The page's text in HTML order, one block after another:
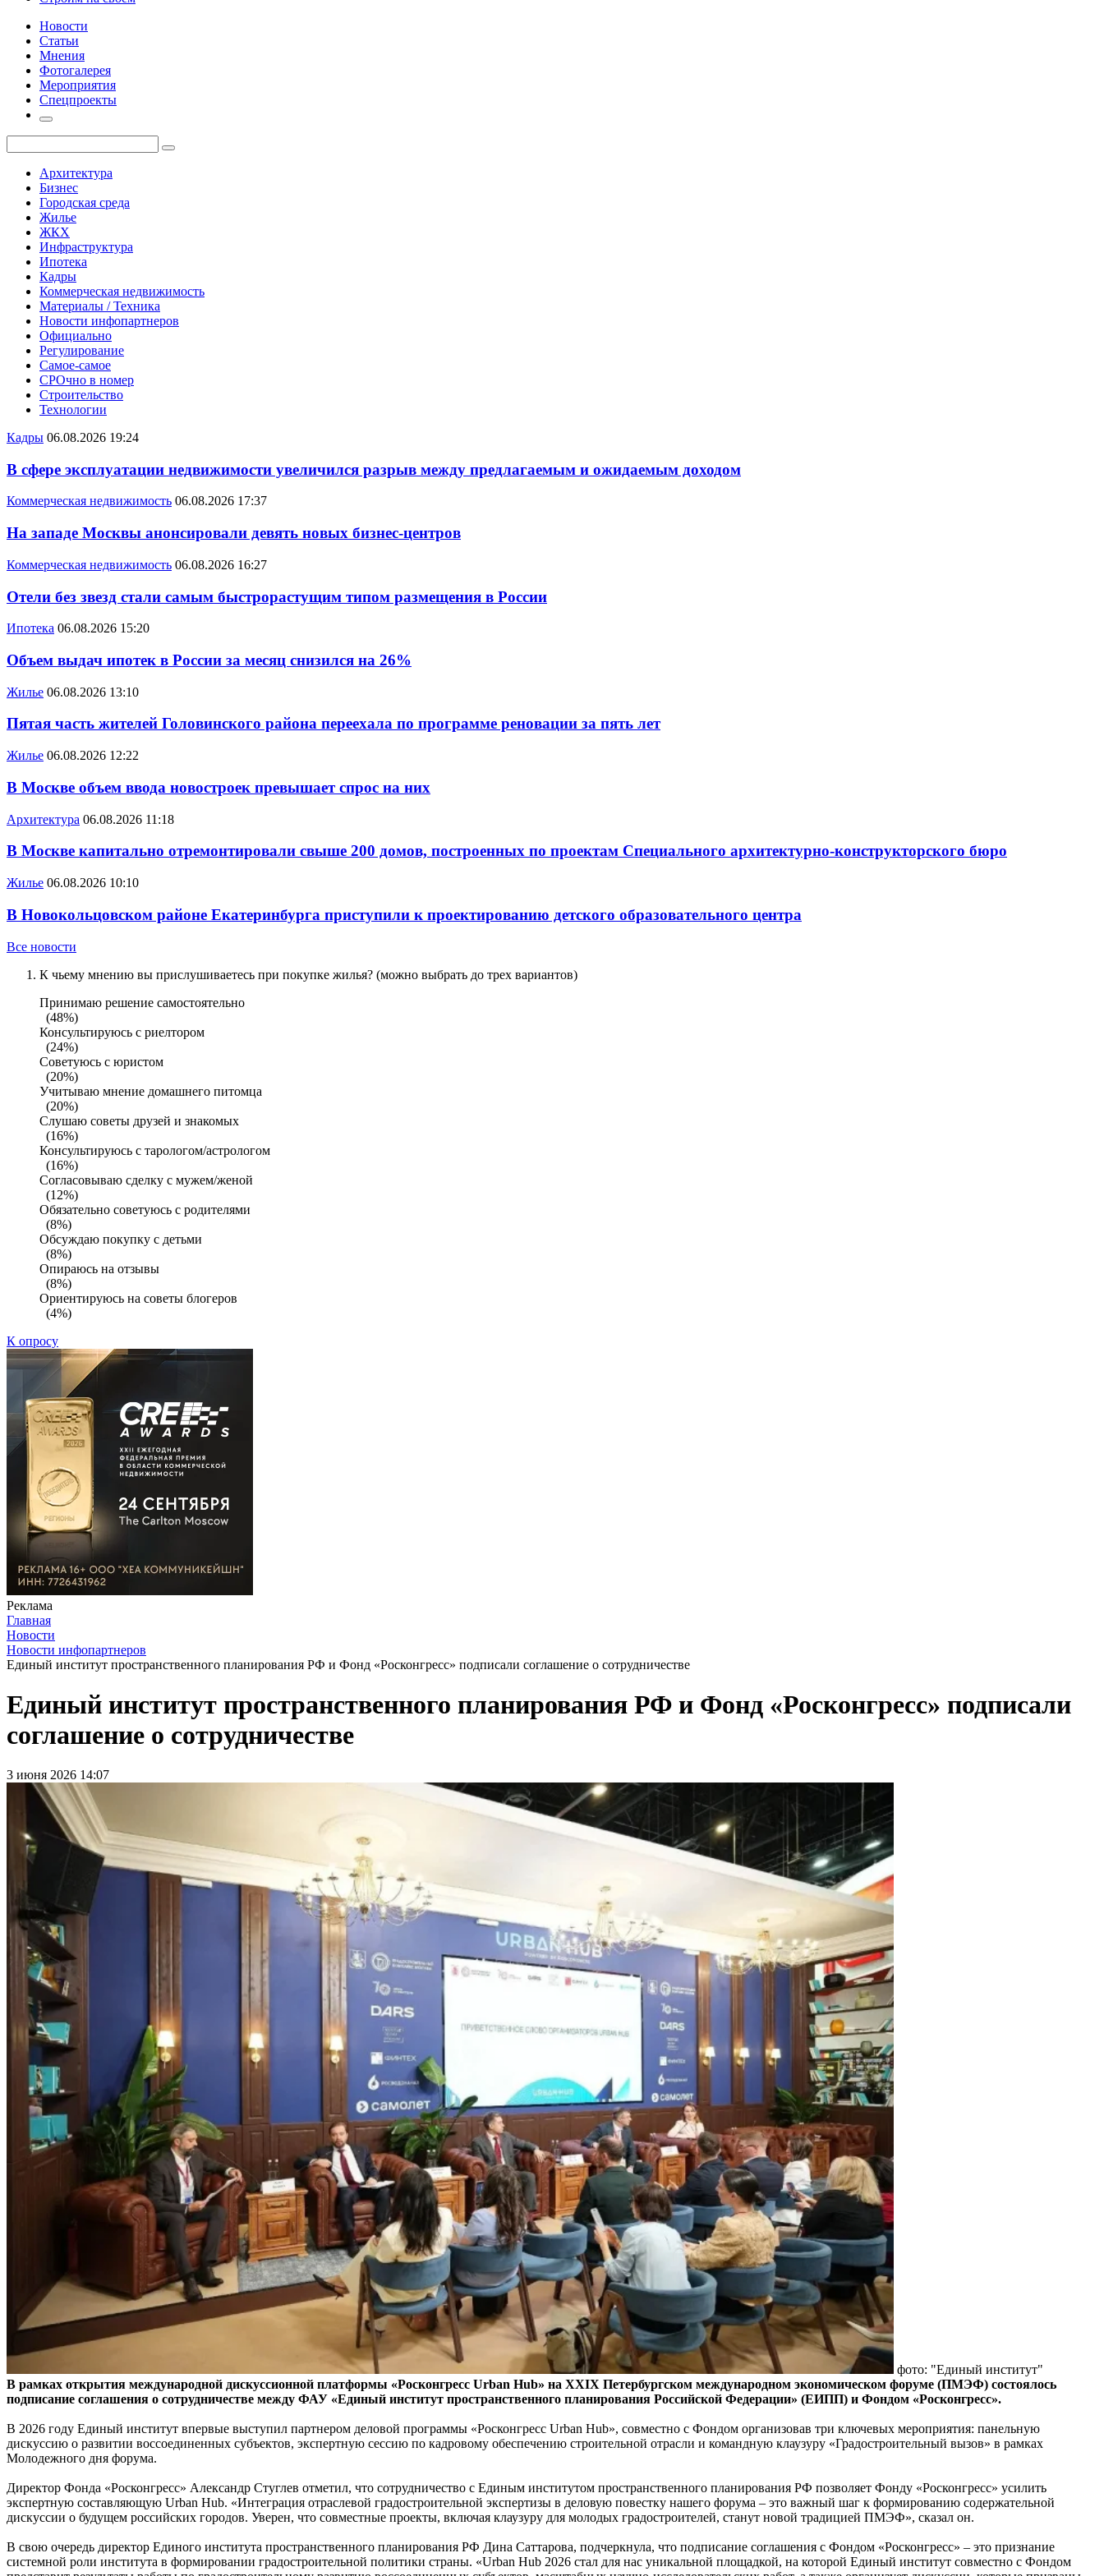
Новости
Статьи
Мнения
Фотогалерея
Мероприятия
Спецпроекты
Архитектура
Бизнес
Городская среда
Жилье
ЖКХ
Инфраструктура
Ипотека
Кадры
Коммерческая недвижимость
Материалы / Техника
Новости инфопартнеров
Официально
Регулирование
Самое-самое
СРОчно в номер
Строительство
Технологии
Кадры 06.08.2026 19:24
В сфере эксплуатации недвижимости увеличился разрыв между предлагаемым и ожидаемым доходом
Коммерческая недвижимость 06.08.2026 17:37
На западе Москвы анонсировали девять новых бизнес-центров
Коммерческая недвижимость 06.08.2026 16:27
Отели без звезд стали самым быстрорастущим типом размещения в России
Ипотека 06.08.2026 15:20
Объем выдач ипотек в России за месяц снизился на 26%
Жилье 06.08.2026 13:10
Пятая часть жителей Головинского района переехала по программе реновации за пять лет
Жилье 06.08.2026 12:22
В Москве объем ввода новостроек превышает спрос на них
Архитектура 06.08.2026 11:18
В Москве капитально отремонтировали свыше 200 домов, построенных по проектам Специального архитектурно-конструкторского бюро
Жилье 06.08.2026 10:10
В Новокольцовском районе Екатеринбурга приступили к проектированию детского образовательного центра
Все новости
К чьему мнению вы прислушиваетесь при покупке жилья? (можно выбрать до трех вариантов)
Принимаю решение самостоятельно
(48%)
Консультируюсь с риелтором
(24%)
Советуюсь с юристом
(20%)
Учитываю мнение домашнего питомца
(20%)
Слушаю советы друзей и знакомых
(16%)
Консультируюсь с тарологом/астрологом
(16%)
Согласовываю сделку с мужем/женой
(12%)
Обязательно советуюсь с родителями
(8%)
Обсуждаю покупку с детьми
(8%)
Опираюсь на отзывы
(8%)
Ориентируюсь на советы блогеров
(4%)
К опросу
Реклама
Главная
Новости
Новости инфопартнеров
Единый институт пространственного планирования РФ и Фонд «Росконгресс» подписали соглашение о сотрудничестве
Единый институт пространственного планирования РФ и Фонд «Росконгресс» подписали
соглашение о сотрудничестве
3 июня 2026 14:07
фото: "Единый институт"
В рамках открытия международной дискуссионной платформы «Росконгресс Urban Hub» на XXIX Петербургском международном экономическом форуме (ПМЭФ) состоялось
подписание соглашения о сотрудничестве между ФАУ «Единый институт пространственного планирования Российской Федерации» (ЕИПП) и Фондом «Росконгресс».
В 2026 году Единый институт впервые выступил партнером деловой программы «Росконгресс Urban Hub», совместно с Фондом организовав три ключевых мероприятия: панельную
дискуссию о развитии воссоединенных субъектов, экспертную сессию по кадровому обеспечению строительной отрасли и командную клаузуру «Градостроительный вызов» в рамках
Молодежного дня форума.
Директор Фонда «Росконгресс» Александр Стуглев отметил, что сотрудничество с Единым институтом пространственного планирования РФ позволяет Фонду «Росконгресс» усилить
экспертную составляющую Urban Hub. «Интеграция отраслевой градостроительной экспертизы в деловую повестку нашего форума – это важный шаг к формированию содержательной
дискуссии о будущем российских городов. Уверен, что совместные проекты, включая клаузуру для молодых градостроителей, станут новой традицией ПМЭФ», сказал он.
В свою очередь директор Единого института пространственного планирования РФ Дина Саттарова, подчеркнула, что подписание соглашения с Фондом «Росконгресс» – это признание
системной роли института в формировании градостроительной политики страны. «Urban Hub 2026 стал для нас уникальной площадкой, на которой Единый институт совместно с Фондом